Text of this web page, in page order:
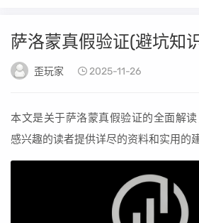
萨洛蒙真假验证(避坑知
歪玩家 2025-11-26
本文是关于萨洛蒙真假验证的全面解
感兴趣的读者提供详尽的资料和实用的建